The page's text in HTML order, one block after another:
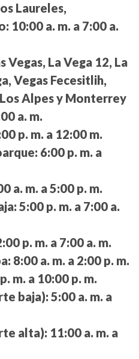
Laureles,
10:00 a. m. a 7:00 a.
Vegas, La Vega 12, La
Vegas Fecesitlih,
Alpes y Monterrey
a. m.
p. m. a 12:00 m.
6:00 p. m. a
a. m. a 5:00 p. m.
5:00 p. m. a 7:00 a.
p. m. a 7:00 a. m.
8:00 a. m. a 2:00 p. m.
m. a 10:00 p. m.
baja): 5:00 a. m. a
alta): 11:00 a. m. a